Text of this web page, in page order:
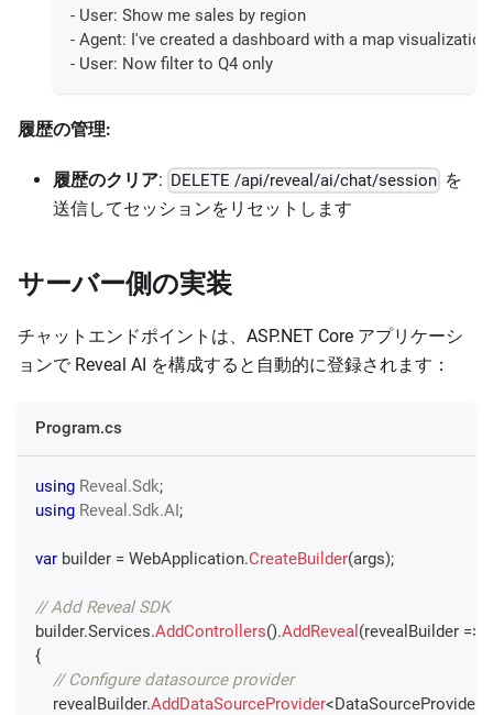
- User: Show me sales by region
- Agent: I've created a dashboard with a map
- User: Now filter to Q4 only
履歴の管理:
履歴のクリア: DELETE /api/reveal/ai/chat/session を
送信してセッションをリセットします
サーバー側の実装
チャットエンドポイントは、ASP.NET Core アプリケーシ
ョンで Reveal AI を構成すると自動的に登録されます：
Program.cs
using Reveal .Sdk;
using Reveal .Sdk.AI;
var builder = WebApplication.CreateBuilder(args);
// Add Reveal SDK
builder.Services.AddControllers().AddReveal (revealBuilder =>
{
// Configure datasource provider
    revealBuilder
.AddDataSourceProvider<DataSourceProvider